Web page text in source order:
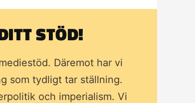
STÖD!
Däremot har vi
som tydligt tar ställning.
och imperialism. Vi